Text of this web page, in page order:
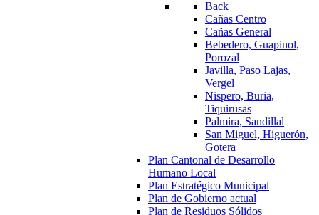
Back
Cañas Centro
Cañas General
Bebedero, Guapinol,
Porozal
Javilla, Paso Lajas,
Vergel
Nispero, Buria,
Tiquirusas
Palmira, Sandillal
San Miguel, Higuerón,
Gotera
Plan Cantonal de Desarrollo
Humano Local
Plan Estratégico Municipal
Plan de Gobierno actual
Plan de Residuos Sólidos